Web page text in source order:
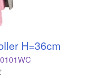
H=36cm
0101WC